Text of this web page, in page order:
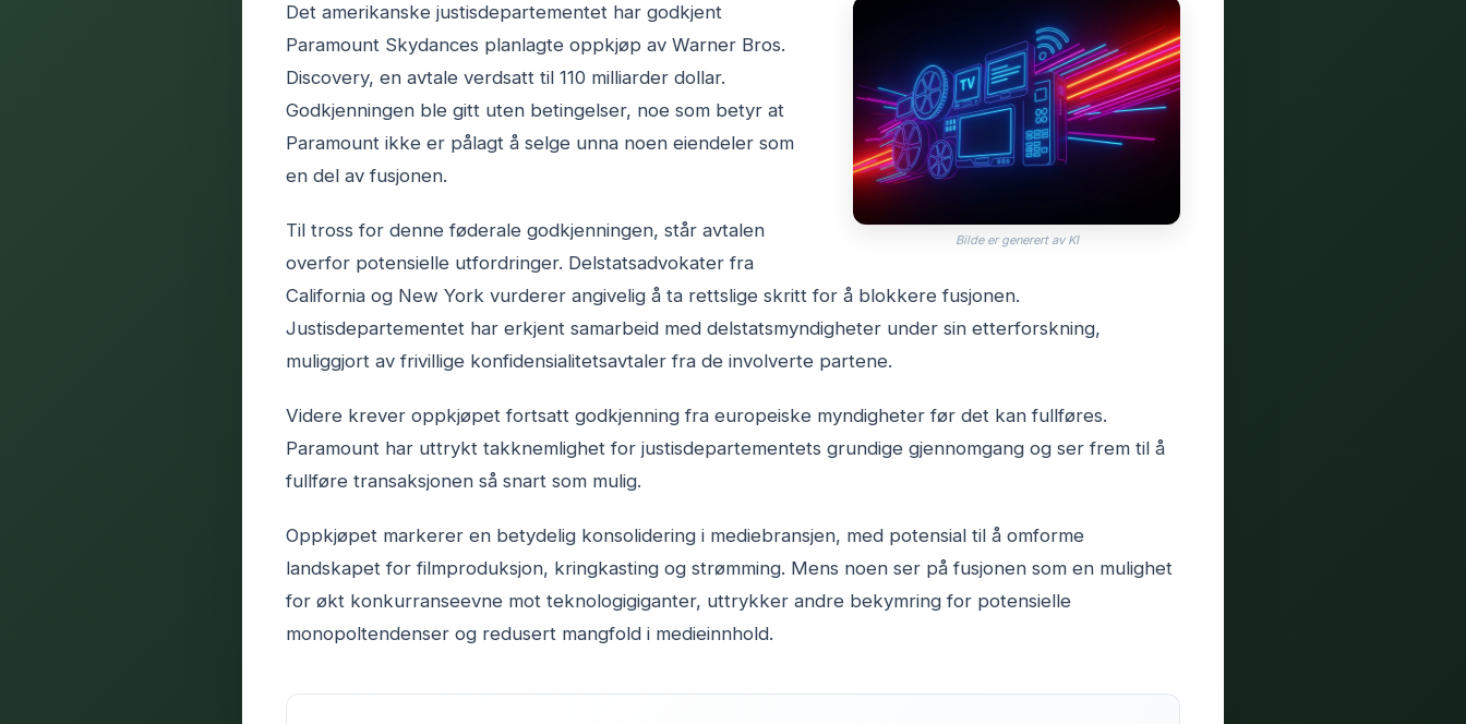
Bilde er generert av KI
Det amerikanske justisdepartementet har godkjent
Paramount Skydances planlagte oppkjøp av Warner Bros.
Discovery, en avtale verdsatt til 110 milliarder dollar.
Godkjenningen ble gitt uten betingelser, noe som betyr at
Paramount ikke er pålagt å selge unna noen eiendeler som
en del av fusjonen.
Til tross for denne føderale godkjenningen, står avtalen
overfor potensielle utfordringer. Delstatsadvokater fra
California og New York vurderer angivelig å ta rettslige skritt for å blokkere fusjonen.
Justisdepartementet har erkjent samarbeid med delstatsmyndigheter under sin etterforskning,
muliggjort av frivillige konfidensialitetsavtaler fra de involverte partene.
Videre krever oppkjøpet fortsatt godkjenning fra europeiske myndigheter før det kan fullføres.
Paramount har uttrykt takknemlighet for justisdepartementets grundige gjennomgang og ser frem til å
fullføre transaksjonen så snart som mulig.
Oppkjøpet markerer en betydelig konsolidering i mediebransjen, med potensial til å omforme
landskapet for filmproduksjon, kringkasting og strømming. Mens noen ser på fusjonen som en mulighet
for økt konkurranseevne mot teknologigiganter, uttrykker andre bekymring for potensielle
monopoltendenser og redusert mangfold i medieinnhold.